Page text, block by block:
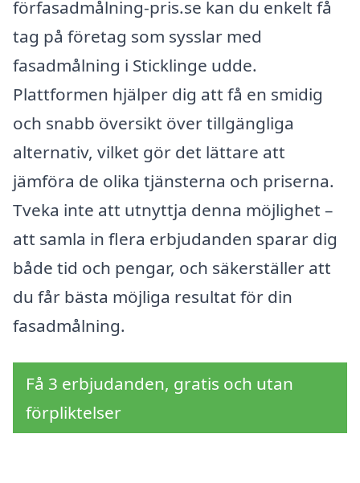
förfasadmålning-pris.se kan du enkelt få
tag på företag som sysslar med
fasadmålning i Sticklinge udde.
Plattformen hjälper dig att få en smidig
och snabb översikt över tillgängliga
alternativ, vilket gör det lättare att
jämföra de olika tjänsterna och priserna.
Tveka inte att utnyttja denna möjlighet –
att samla in flera erbjudanden sparar dig
både tid och pengar, och säkerställer att
du får bästa möjliga resultat för din
fasadmålning.
Få 3 erbjudanden, gratis och utan
förpliktelser